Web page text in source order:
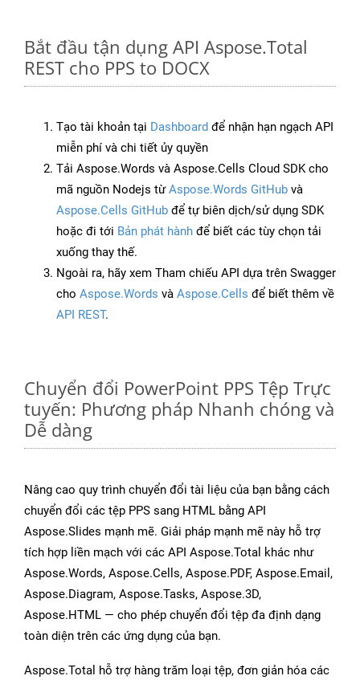
Bắt đầu tận dụng API Aspose.Total
REST cho PPS to DOCX
Tạo tài khoản tại Dashboard để nhận hạn ngạch API
miễn phí và chi tiết ủy quyền
Tải Aspose.Words và Aspose.Cells Cloud SDK cho
mã nguồn Nodejs từAspose.Words GitHub và
Aspose.Cells GitHub để tự biên dịch/sử dụng SDK
hoặc đi tới Bản phát hành để biết các tùy chọn tải
xuống thay thế.
Ngoài ra, hãy xem Tham chiếu API dựa trên Swagger
cho Aspose.Words và Aspose.Cells để biết thêm về
API REST.
Chuyển đổi PowerPoint PPS Tệp Trực
tuyến: Phương pháp Nhanh chóng và
Dễ dàng
Nâng cao quy trình chuyển đổi tài liệu của bạn bằng cách
chuyển đổi các tệp PPS sang HTML bằng API
Aspose.Slides mạnh mẽ. Giải pháp mạnh mẽ này hỗ trợ
tích hợp liền mạch với các API Aspose.Total khác như
Aspose.Words, Aspose.Cells, Aspose.PDF, Aspose.Email,
Aspose.Diagram, Aspose.Tasks, Aspose.3D,
Aspose.HTML — cho phép chuyển đổi tệp đa định dạng
toàn diện trên các ứng dụng của bạn.
Aspose.Total hỗ trợ hàng trăm loại tệp, đơn giản hóa các